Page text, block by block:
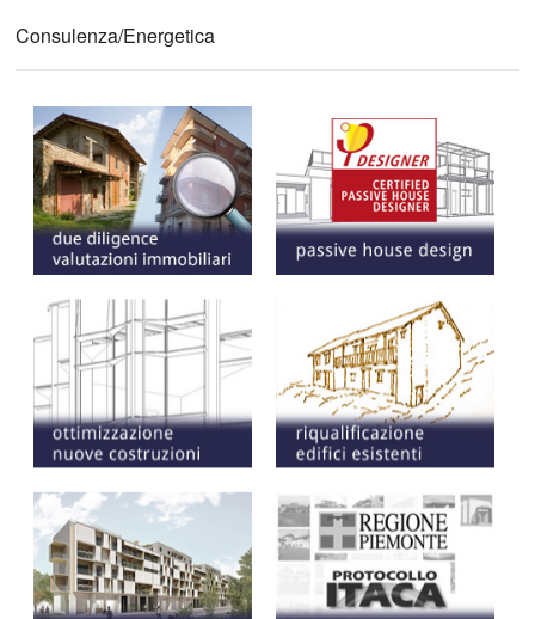
Consulenza/Energetica